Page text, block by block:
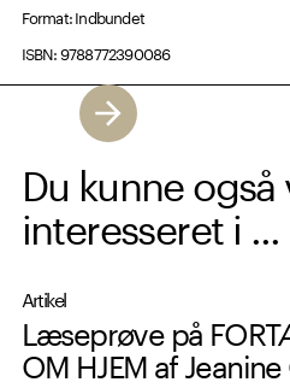
Format: Indbundet
ISBN: 9788772390086
Du kunne
interesseret i ...
Artikel
Læseprøve på
OM HJEM af